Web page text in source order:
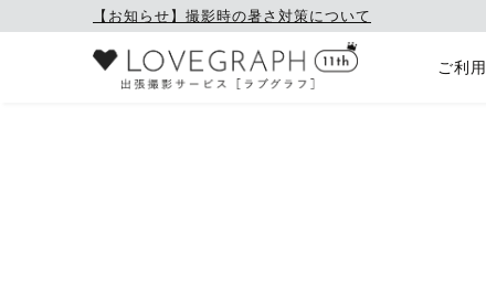
【お知らせ】撮影時の暑さ対策について
ご利